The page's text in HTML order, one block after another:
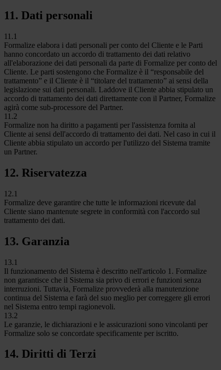
11. Dati personali
11.1
Formalize elabora i dati personali per conto del Cliente e le Parti
hanno concordato un accordo di trattamento dei dati relativo
all'elaborazione dei dati personali da parte di Formalize per conto del
Cliente. Le parti sostengono che Formalize è il “responsabile del
trattamento” e il Cliente è il “titolare del trattamento” ai sensi della
legislazione sui dati personali. Laddove il Cliente abbia stipulato un
accordo di trattamento dei dati direttamente con il Partner, Formalize
agirà come sub-processore del Partner.
11.2
Formalize non ha diritto a pagamenti per l'assistenza fornita al
Cliente ai sensi dell'accordo di trattamento dei dati. Nel caso in cui il
Cliente abbia stipulato un accordo per l'utilizzo del Sistema tramite
un Partner.
12. Riservatezza
12.1
Formalize deve garantire che tutte le informazioni ricevute dal
Cliente siano mantenute segrete in conformità con l'accordo sul
trattamento dei dati.
13. Garanzia
13.1
Il funzionamento del Sistema è descritto nell'articolo 1. Formalize
non garantisce che il Sistema sia privo di errori e funzioni senza
interruzioni. Tuttavia, Formalize provvederà alla manutenzione
continua del Sistema e farà del suo meglio per correggere gli errori
nel Sistema entro tempi ragionevoli.
13.2
Le garanzie, le dichiarazioni e le assicurazioni sono vincolanti per
Formalize solo se concordate specificamente per iscritto.
14. Diritti di Terzi